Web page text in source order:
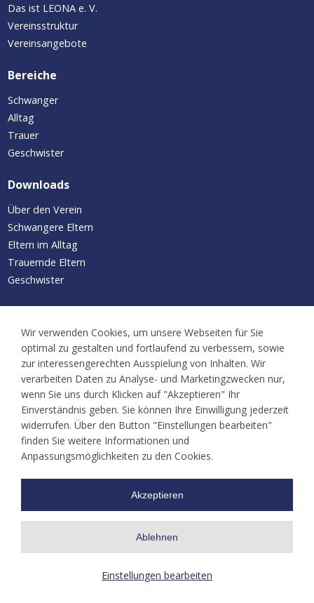
Das ist LEONA e. V.
Vereinsstruktur
Vereinsangebote
Bereiche
Schwanger
Alltag
Trauer
Geschwister
Downloads
Über den Verein
Schwangere Eltern
Eltern im Alltag
Trauernde Eltern
Geschwister
Neuigkeiten
Kalender
Familientreffen
Ansprechpartner
Kontakt
Impressum Datenschutz Gewaltschutzkonzept
Wir verwenden Cookies, um unsere Webseiten für Sie
optimal zu gestalten und fortlaufend zu verbessern, sowie
zur interessengerechten Ausspielung von Inhalten. Wir
verarbeiten Daten zu Analyse- und Marketingzwecken nur,
wenn Sie uns durch Klicken auf "Akzeptieren" Ihr
Einverständnis geben. Sie können Ihre Einwilligung jederzeit
widerrufen. Über den Button "Einstellungen bearbeiten"
finden Sie weitere Informationen und
Anpassungsmöglichkeiten zu den Cookies.
Ablehnen
Akzeptieren
Einstellungen bearbeiten